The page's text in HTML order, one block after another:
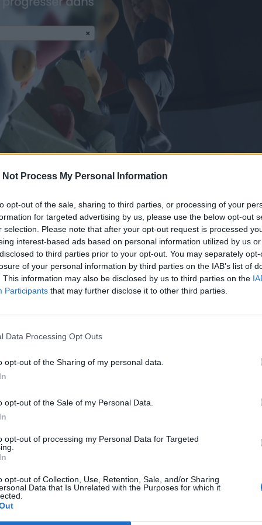
Not Process My Personal Information
opt-out of the sale, sharing to third parties, or processing of your
for targeted advertising by us, please use the below opt-out
selection. Please note that after your opt-out request is processed
interest-based ads based on personal information utilized by us
to third parties prior to your opt-out. You may separately
of your personal information by third parties on the IAB’s list of
This information may also be disclosed by us to third parties on the
Participants that may further disclose it to other third parties.
Data Processing Opt Outs
opt-out of the Sharing of my personal data.
opt-out of the Sale of my Personal Data.
opt-out of processing my Personal Data for Targeted
opt-out of Collection, Use, Retention, Sale, and/or Sharing
Data that Is Unrelated with the Purposes for which it
Publié le 20 septembre 2024 à 9h47
une bonne nouvelle pour vous : il existe un site qui
:salledescalade.com
vous aider à faire le meilleur choix : photos, horaires,
disponibles, options de restauration et avis des
blocs, devoies, d’espaces pour enfants ou de services
PRATIQUES
Tout public
salledescalade.com